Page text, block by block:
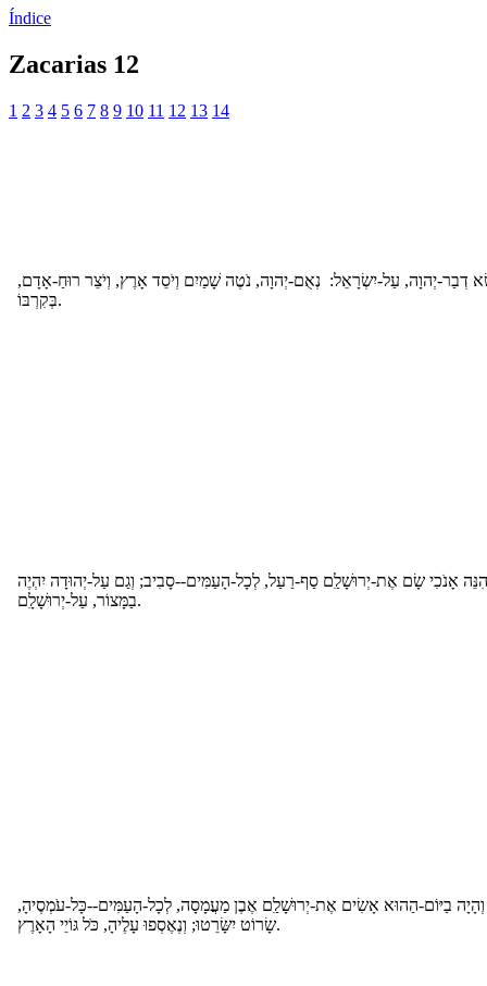
Índice
Zacarias 12
1 2 3 4 5 6 7 8 9 10 11 12 13 14
דְבַר-יְהוָה, עַל-יִשְׂרָאֵל: נְאֻם-יְהוָה, נֹטֶה שָׁמַיִם וְיֹסֵד אָרֶץ, וְיֹצֵר רוּחַ-אָדָם,
בְּקִרְבּוֹ.
אָנֹכִי שָׂם אֶת-יְרוּשָׁלִַם סַף-רַעַל, לְכָל-הָעַמִּים--סָבִיב; וְגַם עַל-יְהוּדָה יִהְיֶה
בַמָּצוֹר, עַל-יְרוּשָׁלִָם.
בַיּוֹם-הַהוּא אָשִׂים אֶת-יְרוּשָׁלִַם אֶבֶן מַעֲמָסָה, לְכָל-הָעַמִּים--כָּל-עֹמְסֶיהָ,
שָׂרוֹט יִשָּׂרֵטוּ; וְנֶאֶסְפוּ עָלֶיהָ, כֹּל גּוֹיֵי הָאָרֶץ.